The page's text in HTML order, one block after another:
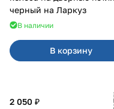
черный на Ларкуз
В наличии
В корзину
2 050 ₽